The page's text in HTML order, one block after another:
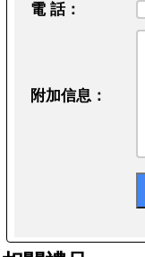
電 話：
附加信息：